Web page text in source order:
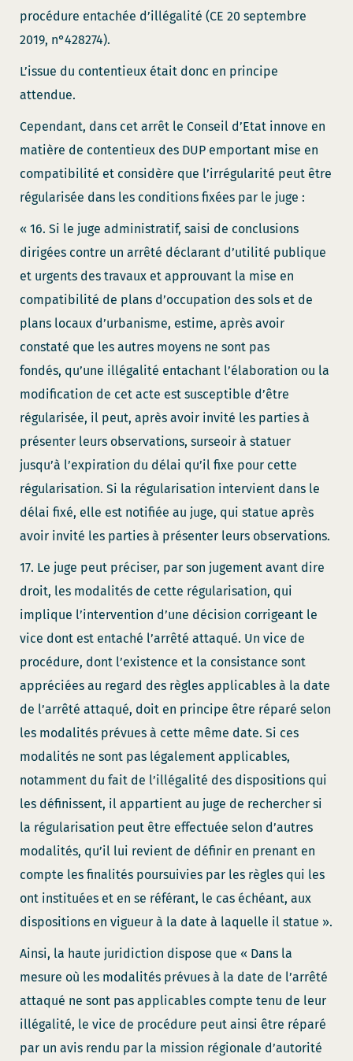
procédure entachée d’illégalité (CE 20 septembre
2019, n°428274).
L’issue du contentieux était donc en principe
attendue.
Cependant, dans cet arrêt le Conseil d’Etat innove en
matière de contentieux des DUP emportant mise en
compatibilité et considère que l’irrégularité peut être
régularisée dans les conditions fixées par le juge :
« 16. Si le juge administratif, saisi de conclusions
dirigées contre un arrêté déclarant d’utilité publique
et urgents des travaux et approuvant la mise en
compatibilité de plans d’occupation des sols et de
plans locaux d’urbanisme, estime, après avoir
constaté que les autres moyens ne sont pas
fondés, qu’une illégalité entachant l’élaboration ou la
modification de cet acte est susceptible d’être
régularisée, il peut, après avoir invité les parties à
présenter leurs observations, surseoir à statuer
jusqu’à l’expiration du délai qu’il fixe pour cette
régularisation. Si la régularisation intervient dans le
délai fixé, elle est notifiée au juge, qui statue après
avoir invité les parties à présenter leurs observations.
17. Le juge peut préciser, par son jugement avant dire
droit, les modalités de cette régularisation, qui
implique l’intervention d’une décision corrigeant le
vice dont est entaché l’arrêté attaqué. Un vice de
procédure, dont l’existence et la consistance sont
appréciées au regard des règles applicables à la date
de l’arrêté attaqué, doit en principe être réparé selon
les modalités prévues à cette même date. Si ces
modalités ne sont pas légalement applicables,
notamment du fait de l’illégalité des dispositions qui
les définissent, il appartient au juge de rechercher si
la régularisation peut être effectuée selon d’autres
modalités, qu’il lui revient de définir en prenant en
compte les finalités poursuivies par les règles qui les
ont instituées et en se référant, le cas échéant, aux
dispositions en vigueur à la date à laquelle il statue ».
Ainsi, la haute juridiction dispose que « Dans la
mesure où les modalités prévues à la date de l’arrêté
attaqué ne sont pas applicables compte tenu de leur
illégalité, le vice de procédure peut ainsi être réparé
par un avis rendu par la mission régionale d’autorité